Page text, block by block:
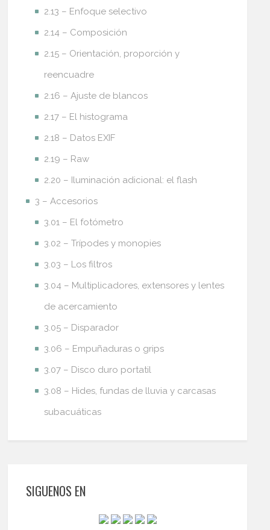
2.13 – Enfoque selectivo
2.14 – Composición
2.15 – Orientación, proporción y
reencuadre
2.16 – Ajuste de blancos
2.17 – El histograma
2.18 – Datos EXIF
2.19 – Raw
2.20 – Iluminación adicional: el flash
3 – Accesorios
3.01 – El fotómetro
3.02 – Trípodes y monopies
3.03 – Los filtros
3.04 – Multiplicadores, extensores y lentes
de acercamiento
3.05 – Disparador
3.06 – Empuñaduras o grips
3.07 – Disco duro portatil
3.08 – Hides, fundas de lluvia y carcasas
subacuáticas
SIGUENOS EN